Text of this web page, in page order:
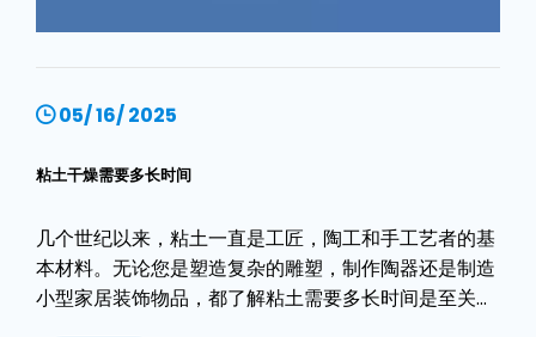
05/ 16/ 2025
粘土干燥需要多长时间
几个世纪以来，粘土一直是工匠，陶工和手工艺者的基
本材料。无论您是塑造复杂的雕塑，制作陶器还是制造
小型家居装饰物品，都了解粘土需要多长时间是至关重